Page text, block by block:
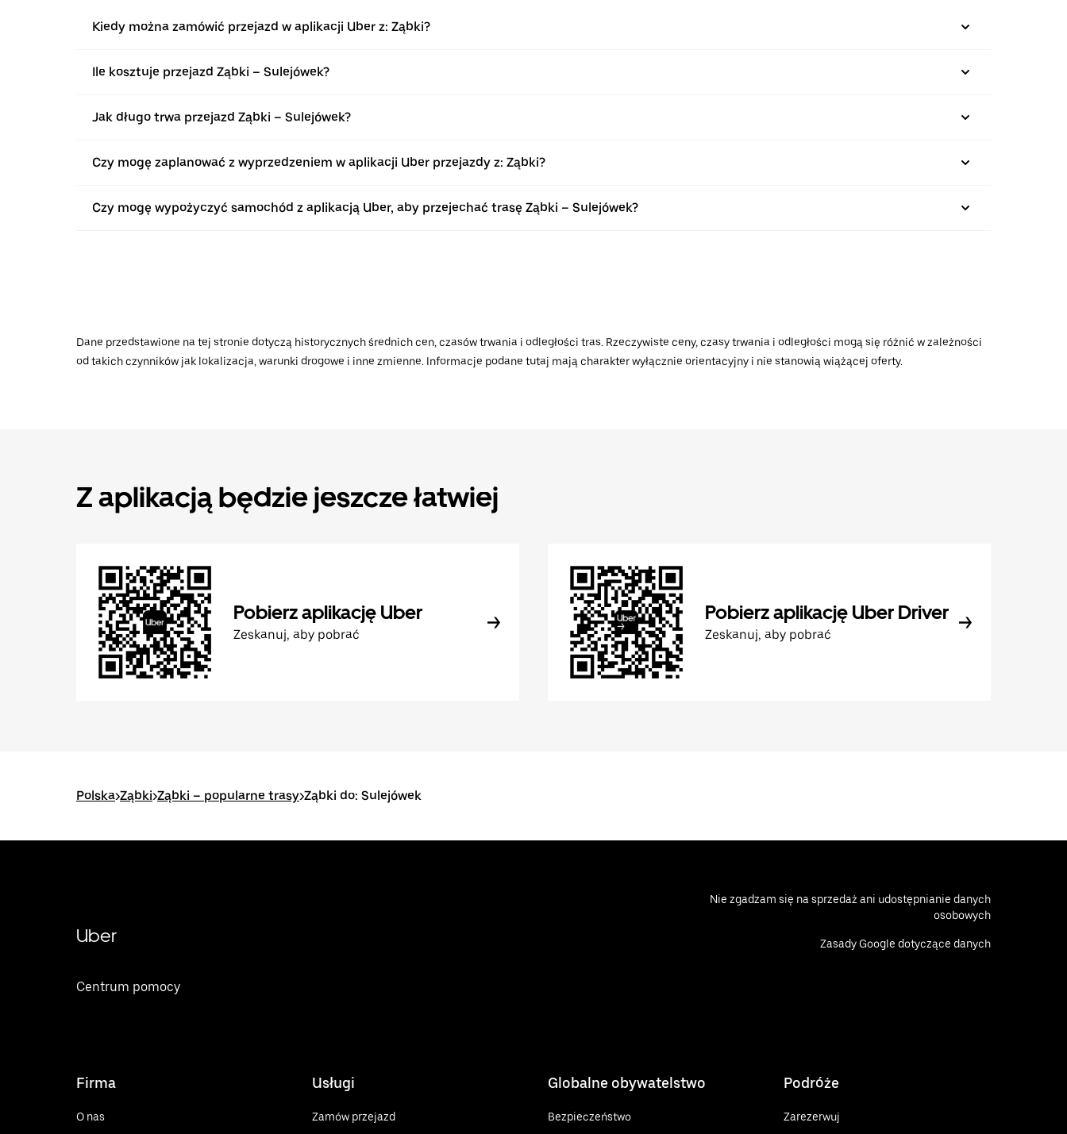
Kiedy można zamówić przejazd w aplikacji Uber z: Ząbki?
Ile kosztuje przejazd Ząbki – Sulejówek?
Jak długo trwa przejazd Ząbki – Sulejówek?
Czy mogę zaplanować z wyprzedzeniem w aplikacji Uber przejazdy z: Ząbki?
Czy mogę wypożyczyć samochód z aplikacją Uber, aby przejechać trasę Ząbki – Sulejówek?
Dane przedstawione na tej stronie dotyczą historycznych średnich cen, czasów trwania i odległości tras. Rzeczywiste ceny, czasy trwania i odległości mogą się różnić w zależności
od takich czynników jak lokalizacja, warunki drogowe i inne zmienne. Informacje podane tutaj mają charakter wyłącznie orientacyjny i nie stanowią wiążącej oferty.
Z aplikacją będzie jeszcze łatwiej
Pobierz aplikację Uber
Zeskanuj, aby pobrać
Pobierz aplikację Uber Driver
Zeskanuj, aby pobrać
Polska>Ząbki>Ząbki – popularne trasy>Ząbki do: Sulejówek
Uber
Centrum pomocy
Nie zgadzam się na sprzedaż ani udostępnianie danych
osobowych
Zasady Google dotyczące danych
Firma
O nas
Usługi
Zamów przejazd
Globalne obywatelstwo
Bezpieczeństwo
Podróże
Zarezerwuj